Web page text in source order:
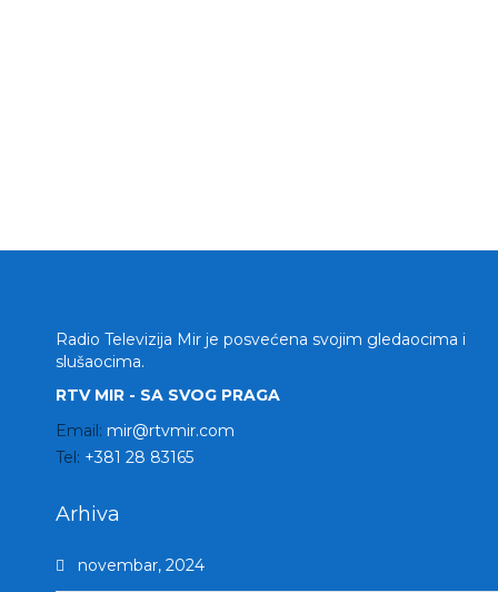
Radio Televizija Mir je posvećena svojim gledaocima i
slušaocima.
RTV MIR - SA SVOG PRAGA
Email: mir@rtvmir.com
Tel: +381 28 83165
Arhiva
novembar, 2024